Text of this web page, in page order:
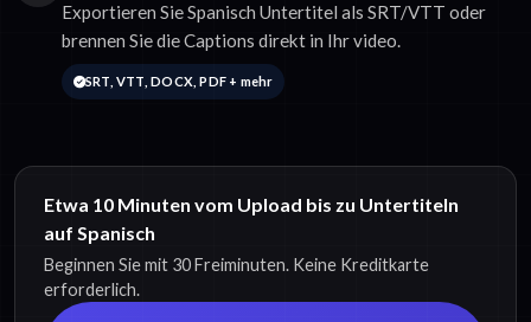
Exportieren Sie Spanisch Untertitel als SRT/VTT oder
brennen Sie die Captions direkt in Ihr video.
SRT, VTT, DOCX, PDF + mehr
Etwa 10 Minuten vom Upload bis zu Untertiteln
auf Spanisch
Beginnen Sie mit 30 Freiminuten. Keine Kreditkarte
erforderlich.